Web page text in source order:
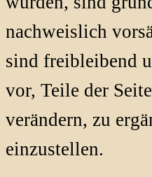
nachweislich
sind freibleibend
vor, Teile der
verändern, zu
einzustellen.